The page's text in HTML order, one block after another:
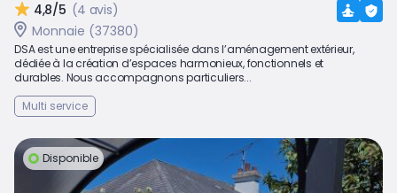
4,8/5 (4 avis)
Monnaie (37380)
DSA est une entreprise spécialisée dans l’aménagement extérieur,
dédiée à la création d’espaces harmonieux, fonctionnels et
durables. Nous accompagnons particuliers...
Multi service
Disponible